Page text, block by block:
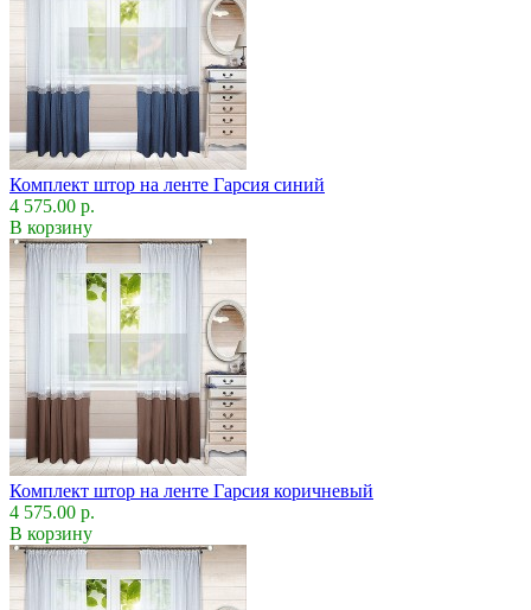
Комплект штор на ленте Гарсия синий
4 575.00 р.
В корзину
Комплект штор на ленте Гарсия коричневый
4 575.00 р.
В корзину